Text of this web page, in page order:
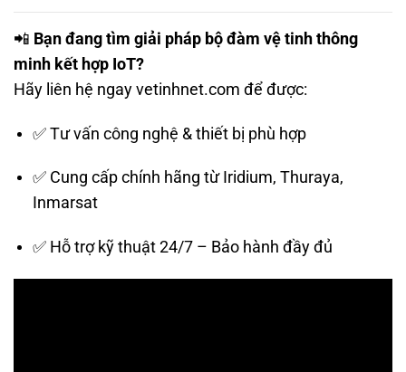
📲 Bạn đang tìm giải pháp bộ đàm vệ tinh thông
minh kết hợp IoT?
Hãy liên hệ ngay vetinhnet.com để được:
✅ Tư vấn công nghệ & thiết bị phù hợp
✅ Cung cấp chính hãng từ Iridium, Thuraya,
Inmarsat
✅ Hỗ trợ kỹ thuật 24/7 – Bảo hành đầy đủ